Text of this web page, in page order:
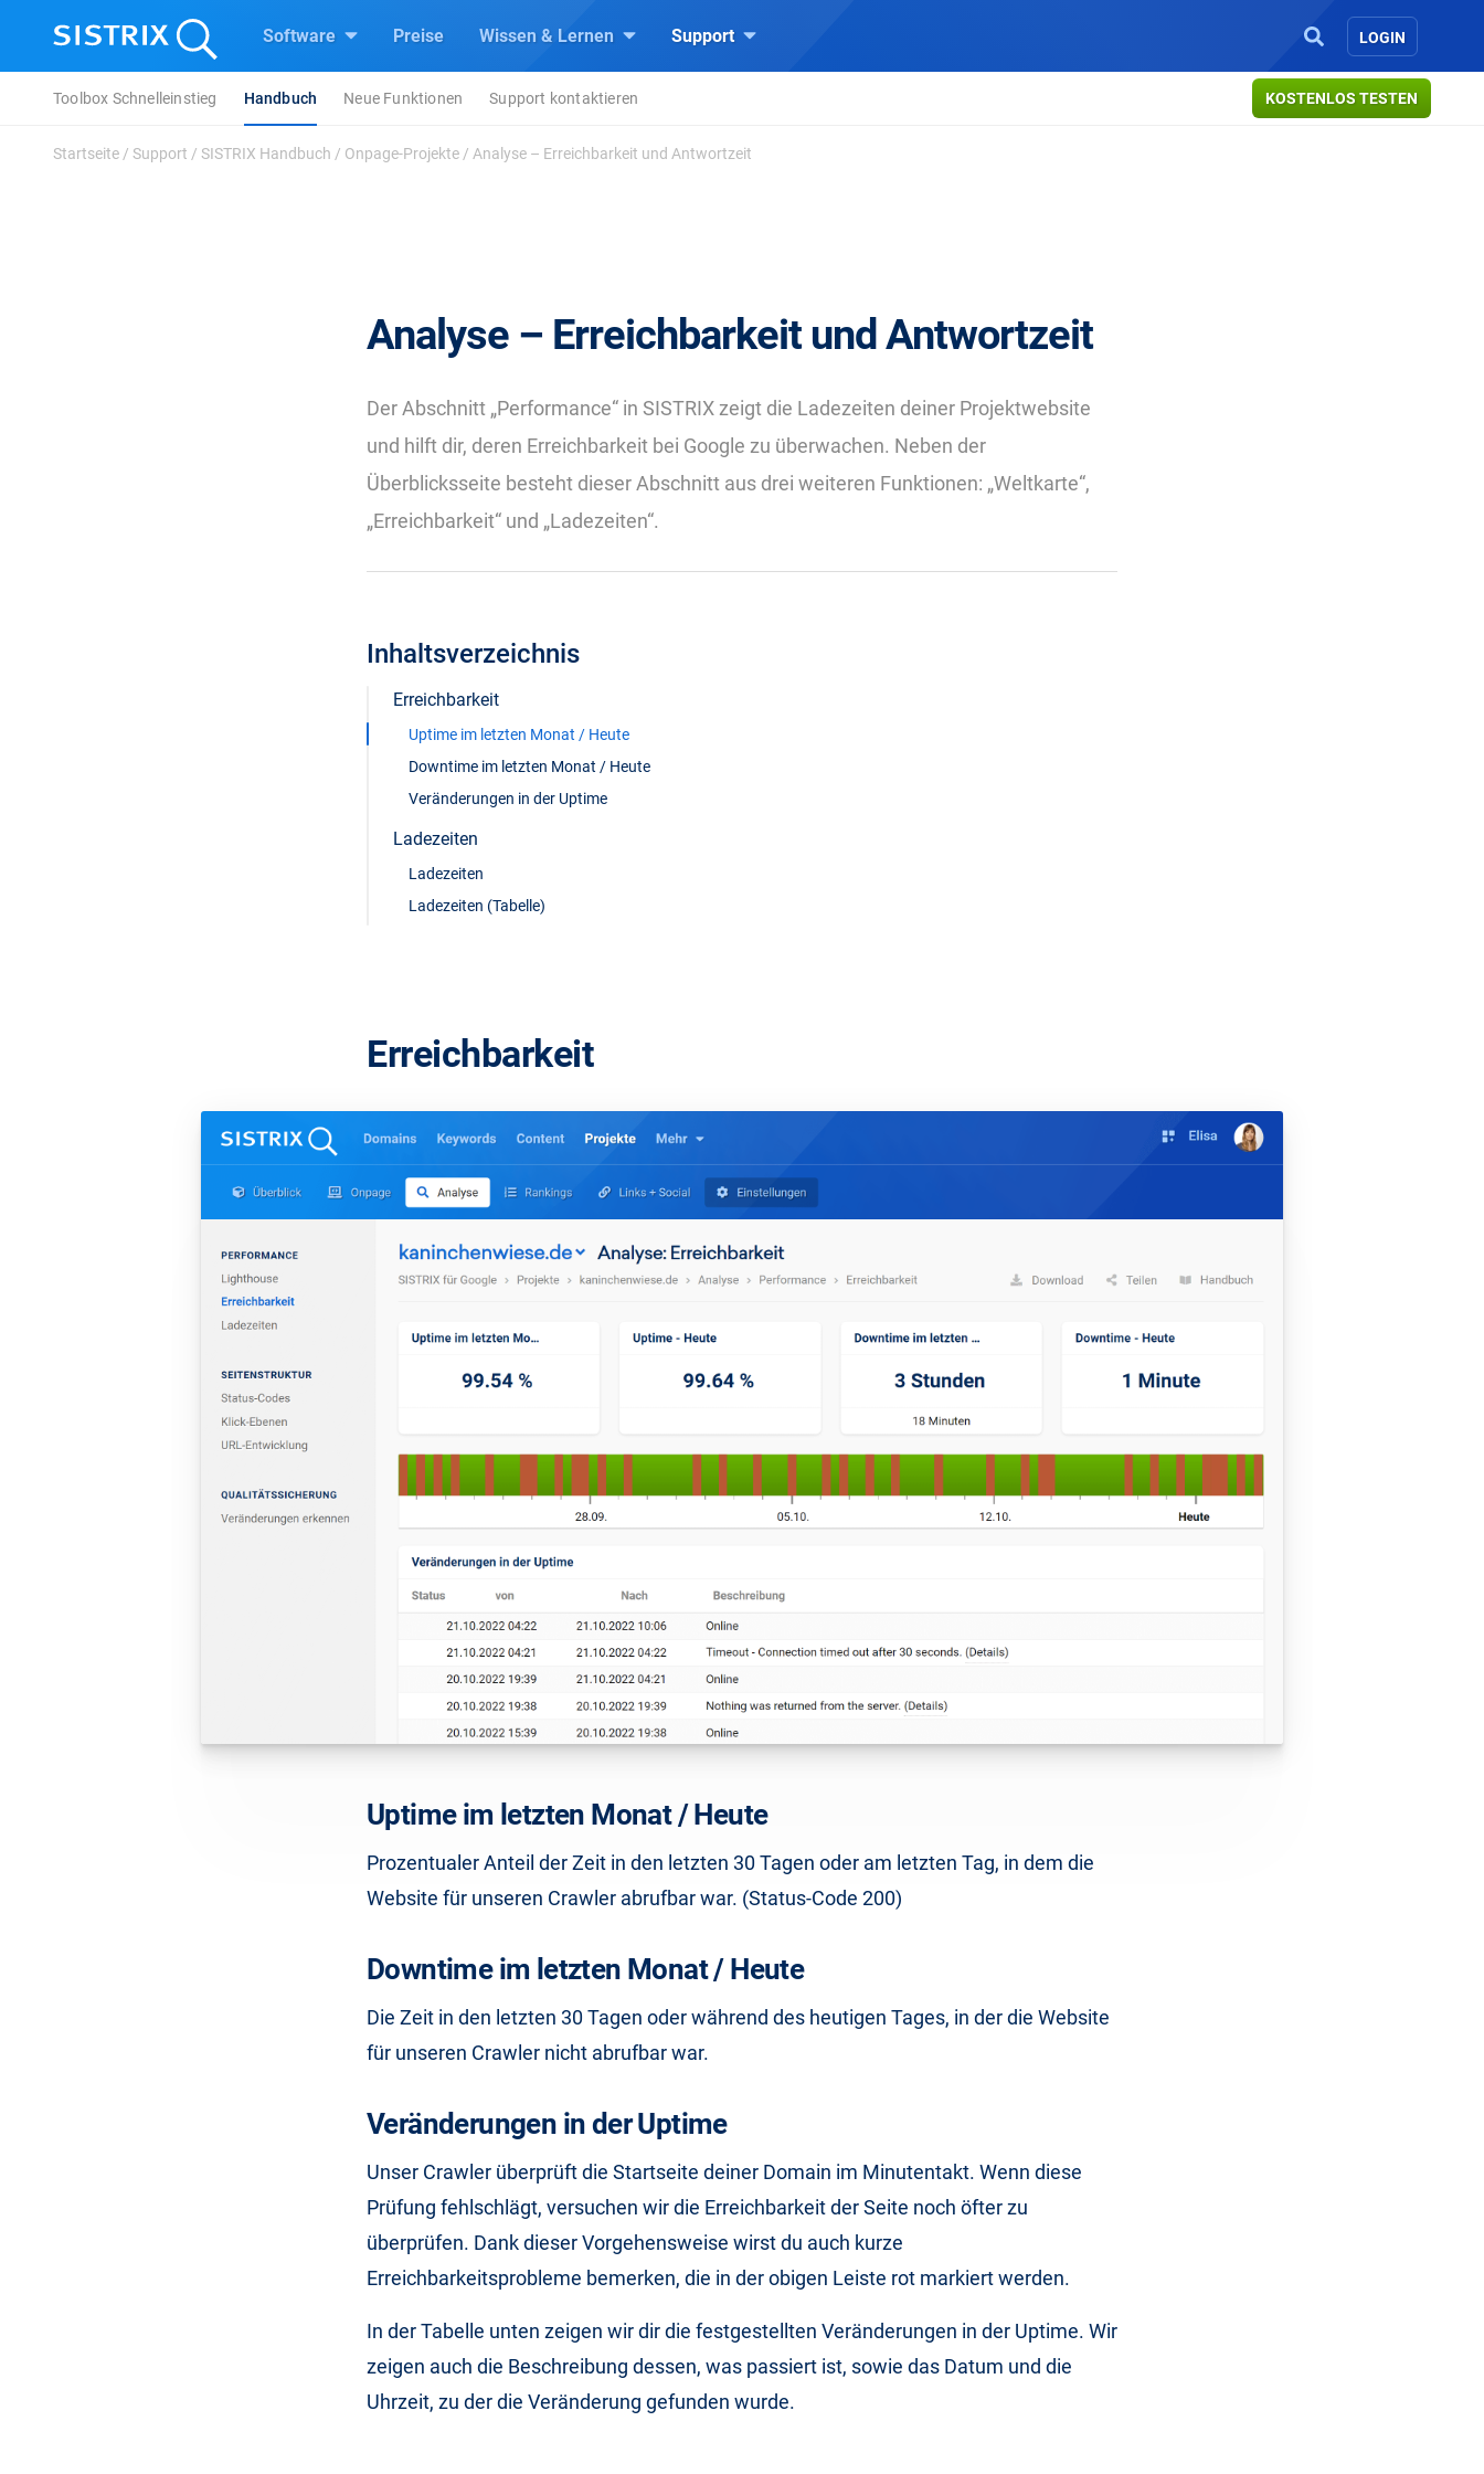
Software Preise Wissen & Lernen Support LOGIN
KOSTENLOS TESTEN
Toolbox Schnelleinstieg Handbuch Neue Funktionen Support kontaktieren
Startseite / Support / SISTRIX Handbuch / Onpage-Projekte / Analyse – Erreichbarkeit und Antwortzeit
Analyse – Erreichbarkeit und Antwortzeit
Der Abschnitt „Performance“ in SISTRIX zeigt die Ladezeiten deiner Projektwebsite
und hilft dir, deren Erreichbarkeit bei Google zu überwachen. Neben der
Überblicksseite besteht dieser Abschnitt aus drei weiteren Funktionen: „Weltkarte“,
„Erreichbarkeit“ und „Ladezeiten“.
Inhaltsverzeichnis
Erreichbarkeit
Uptime im letzten Monat / Heute
Downtime im letzten Monat / Heute
Veränderungen in der Uptime
Ladezeiten
Ladezeiten
Ladezeiten (Tabelle)
Erreichbarkeit
Uptime im letzten Monat / Heute
Prozentualer Anteil der Zeit in den letzten 30 Tagen oder am letzten Tag, in dem die
Website für unseren Crawler abrufbar war. (Status-Code 200)
Downtime im letzten Monat / Heute
Die Zeit in den letzten 30 Tagen oder während des heutigen Tages, in der die Website
für unseren Crawler nicht abrufbar war.
Veränderungen in der Uptime
Unser Crawler überprüft die Startseite deiner Domain im Minutentakt. Wenn diese
Prüfung fehlschlägt, versuchen wir die Erreichbarkeit der Seite noch öfter zu
überprüfen. Dank dieser Vorgehensweise wirst du auch kurze
Erreichbarkeitsprobleme bemerken, die in der obigen Leiste rot markiert werden.
In der Tabelle unten zeigen wir dir die festgestellten Veränderungen in der Uptime. Wir
zeigen auch die Beschreibung dessen, was passiert ist, sowie das Datum und die
Uhrzeit, zu der die Veränderung gefunden wurde.